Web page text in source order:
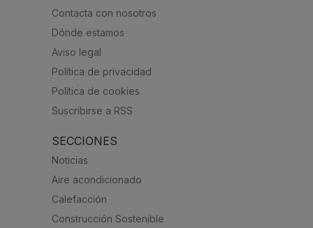
Contacta con nosotros
Dónde estamos
Aviso legal
Política de privacidad
Política de cookies
Suscribirse a RSS
SECCIONES
Noticias
Aire acondicionado
Calefacción
Construcción Sostenible